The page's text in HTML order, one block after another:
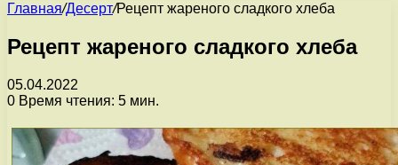
Главная/Десерт/Рецепт жареного сладкого хлеба
Рецепт жареного сладкого хлеба
05.04.2022
0 Время чтения: 5 мин.